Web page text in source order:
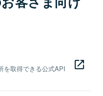
を取得できる公式API